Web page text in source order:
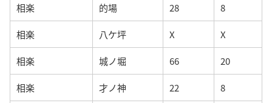
相楽 的場 28 8
相楽 八ケ坪 X X
相楽 城ノ堀 66 20
相楽 才ノ神 22 8